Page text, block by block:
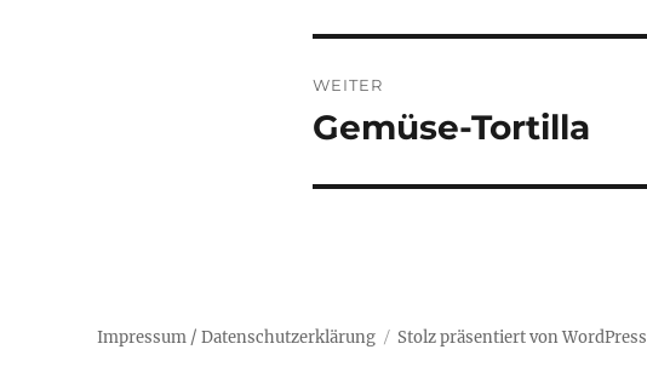
WEITER
Nächster
Gemüse-Tortilla
Impressum /Datenschutzerklärung Stolz präsentiert von WordPress